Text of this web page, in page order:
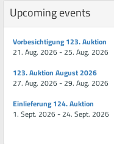
Upcoming events
Vorbesichtigung 123. Auktion
21. Aug. 2026 - 25. Aug. 2026
123. Auktion August 2026
27. Aug. 2026 - 29. Aug. 2026
Einlieferung 124. Auktion
1. Sept. 2026 - 24. Sept. 2026